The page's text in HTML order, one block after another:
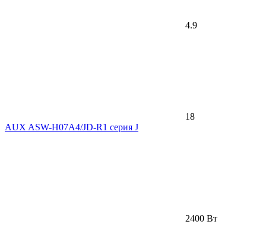
4.9
18
AUX ASW-H07A4/JD-R1 серия J
2400 Вт